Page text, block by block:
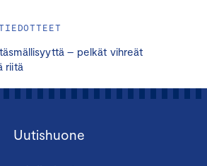
– pelkät vihreät
riitä
Uutishuone